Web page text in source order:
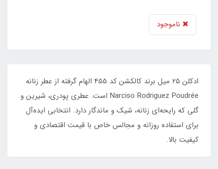
ناموجود
ادکلن ۲۵ میل برند کالکشن کد 455 الهام گرفته از عطر زنانه
Narciso Rodriguez Poudrée است. عطری پودری، شیرین و
گلی که رایحه‌ای زنانه، شیک و ماندگار دارد. انتخابی ایده‌آل
برای استفاده روزانه و مجالس خاص با قیمت اقتصادی و
کیفیت بالا.